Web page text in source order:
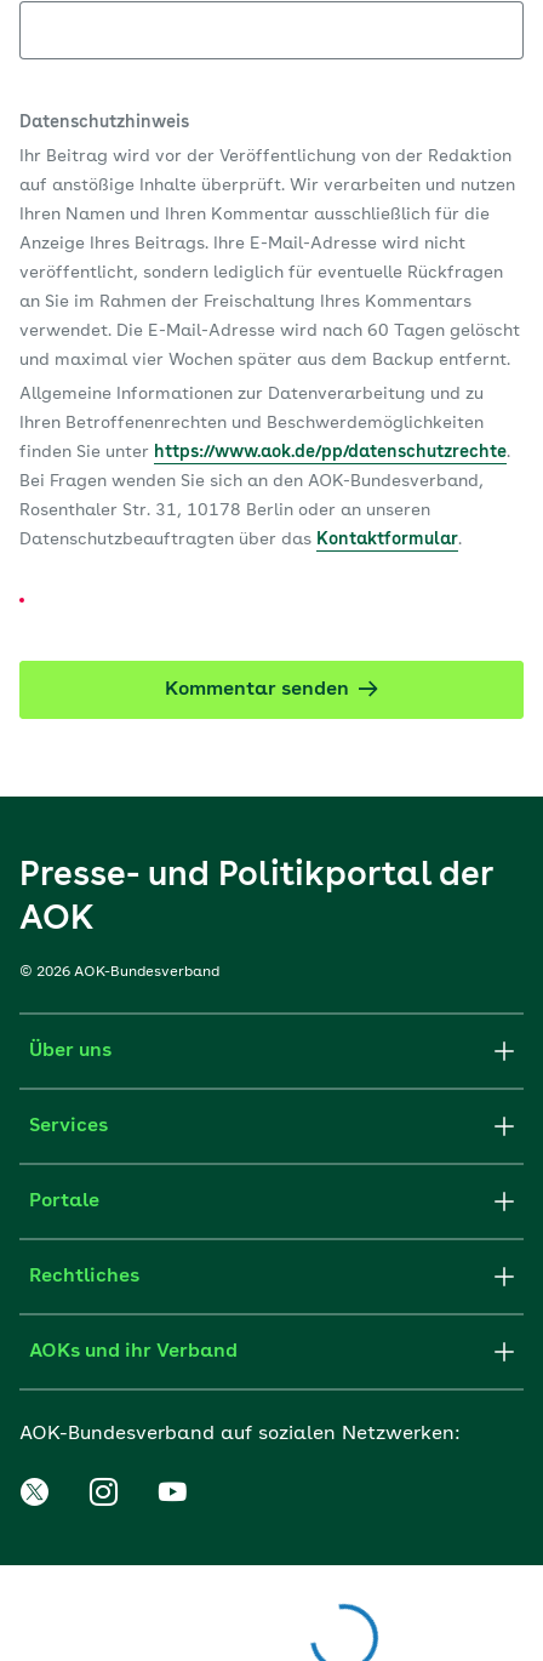
Datenschutzhinweis
Ihr Beitrag wird vor der Veröffentlichung von der Redaktion
auf anstößige Inhalte überprüft. Wir verarbeiten und nutzen
Ihren Namen und Ihren Kommentar ausschließlich für die
Anzeige Ihres Beitrags. Ihre E-Mail-Adresse wird nicht
veröffentlicht, sondern lediglich für eventuelle Rückfragen
an Sie im Rahmen der Freischaltung Ihres Kommentars
verwendet. Die E-Mail-Adresse wird nach 60 Tagen gelöscht
und maximal vier Wochen später aus dem Backup entfernt.
Allgemeine Informationen zur Datenverarbeitung und zu
Ihren Betroffenenrechten und Beschwerdemöglichkeiten
finden Sie unter https://www.aok.de/pp/datenschutzrechte.
Bei Fragen wenden Sie sich an den AOK-Bundesverband,
Rosenthaler Str. 31, 10178 Berlin oder an unseren
Datenschutzbeauftragten über das Kontaktformular.
Kommentar senden
Presse- und Politikportal der
AOK
© 2026 AOK-Bundesverband
Über uns
Services
Portale
Rechtliches
AOKs und ihr Verband
AOK-Bundesverband auf sozialen Netzwerken: